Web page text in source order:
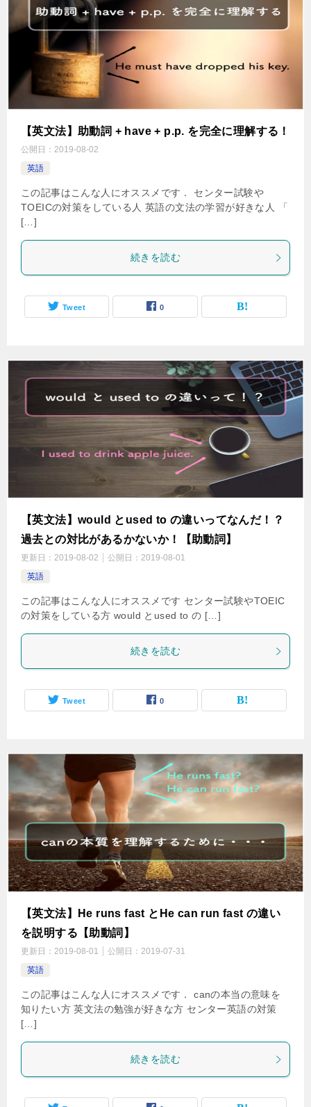
【英文法】助動詞 + have + p.p. を完全に理解する！
公開日： 2019-08-02
英語
この記事はこんな人にオススメです． センター試験や
TOEICの対策をしている人 英語の文法の学習が好きな人 「
[…]
続きを読む
Tweet 0
【英文法】would とused to の違いってなんだ！？
過去との対比があるかないか！【助動詞】
更新日： 2019-08-02 公開日： 2019-08-01
英語
この記事はこんな人にオススメです センター試験やTOEIC
の対策をしている方 would とused to の […]
続きを読む
Tweet 0
【英文法】He runs fast とHe can run fast の違い
を説明する【助動詞】
更新日： 2019-08-01 公開日： 2019-07-31
英語
この記事はこんな人にオススメです． canの本当の意味を
知りたい方 英文法の勉強が好きな方 センター英語の対策
[…]
続きを読む